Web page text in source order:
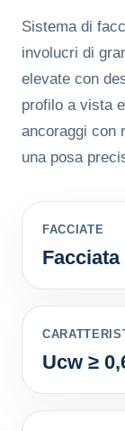
Sistema di
involucri di
elevate con
profilo a vista
ancoraggi con
una posa
FACCIATE
Ucw ≥